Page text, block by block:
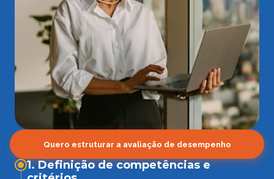
Quero estruturar a avaliação de desempenho
1. Definição de competências e